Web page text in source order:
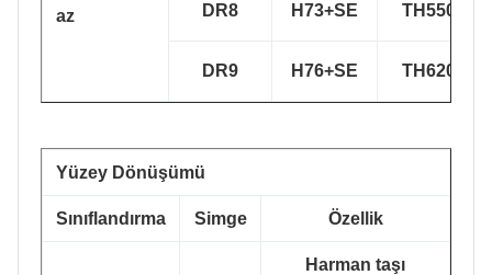
az
DR8 H73+SE TH550
DR9 H76+SE TH620
Yüzey Dönüşümü
Sınıflandırma Simge Özellik
Harman taşı